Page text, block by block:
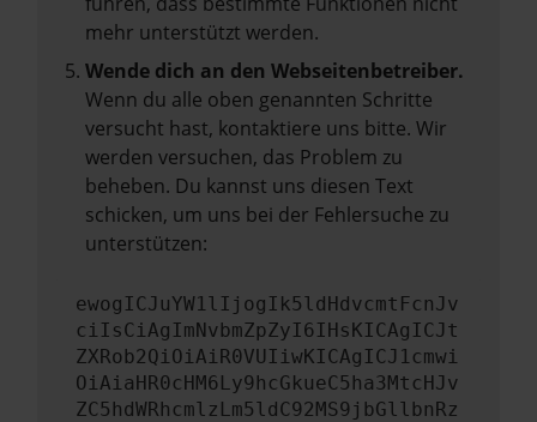
mehr unterstützt werden.
Wende dich an den Webseitenbetreiber.
Wenn du alle oben genannten Schritte
versucht hast, kontaktiere uns bitte. Wir
werden versuchen, das Problem zu
beheben. Du kannst uns diesen Text
schicken, um uns bei der Fehlersuche zu
unterstützen:
ewogICJuYW1lIjogIk5ldHdvcmtFcnJv
ciIsCiAgImNvbmZpZyI6IHsKICAgICJt
ZXRob2QiOiAiR0VUIiwKICAgICJ1cmwi
OiAiaHR0cHM6Ly9hcGkueC5ha3MtcHJv
ZC5hdWRhcmlzLm5ldC92MS9jbGllbnRz